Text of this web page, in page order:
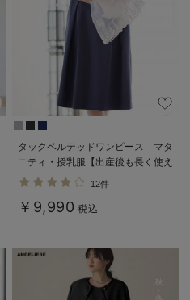
タックベルテッドワンピース マタ
ニティ・授乳服【出産後も長く使え
る】
12件
￥9,990 税込